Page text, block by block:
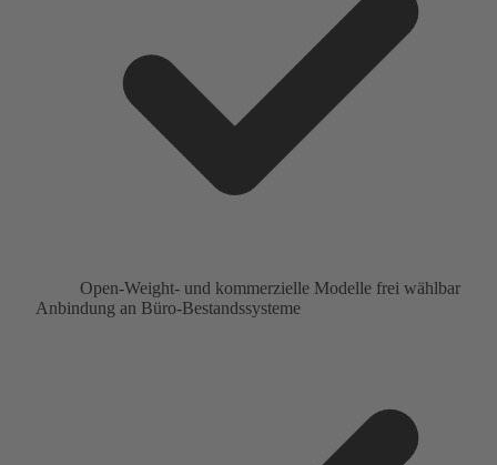
Open-Weight- und kommerzielle Modelle frei wählbar
Anbindung an Büro-Bestandssysteme